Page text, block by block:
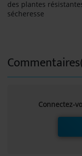
des plantes
sécheresse
Connectez-